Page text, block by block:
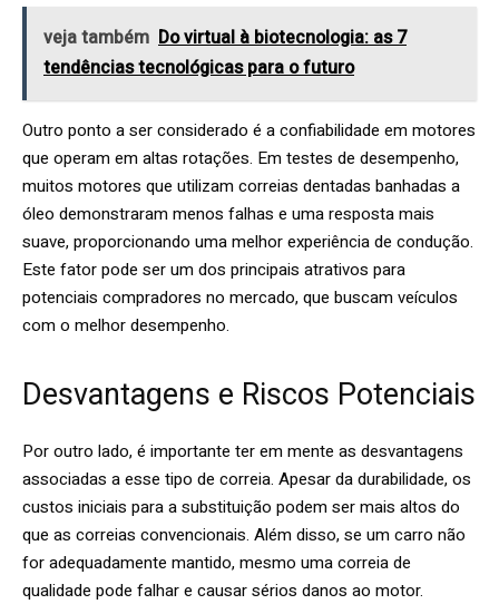
veja também Do virtual à biotecnologia: as 7
tendências tecnológicas para o futuro
Outro ponto a ser considerado é a confiabilidade em motores
que operam em altas rotações. Em testes de desempenho,
muitos motores que utilizam correias dentadas banhadas a
óleo demonstraram menos falhas e uma resposta mais
suave, proporcionando uma melhor experiência de condução.
Este fator pode ser um dos principais atrativos para
potenciais compradores no mercado, que buscam veículos
com o melhor desempenho.
Desvantagens e Riscos Potenciais
Por outro lado, é importante ter em mente as desvantagens
associadas a esse tipo de correia. Apesar da durabilidade, os
custos iniciais para a substituição podem ser mais altos do
que as correias convencionais. Além disso, se um carro não
for adequadamente mantido, mesmo uma correia de
qualidade pode falhar e causar sérios danos ao motor.